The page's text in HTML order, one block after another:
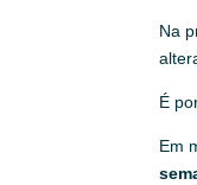
Na
É
Em